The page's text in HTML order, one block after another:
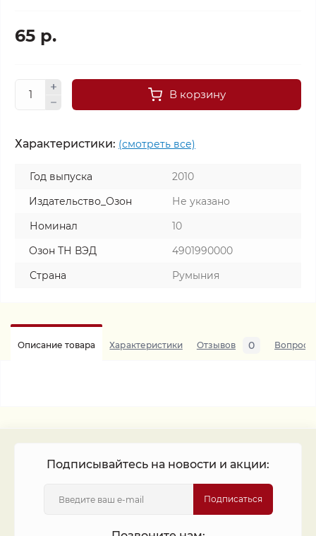
65 р.
В корзину
Характеристики: (смотреть все)
Год выпуска
2010
Издательство_Озон
Не указано
Номинал
10
Озон ТН ВЭД
4901990000
Страна
Румыния
Описание товара Характеристики Отзывов 0 Вопросы
Подписывайтесь на новости и акции:
Подписаться